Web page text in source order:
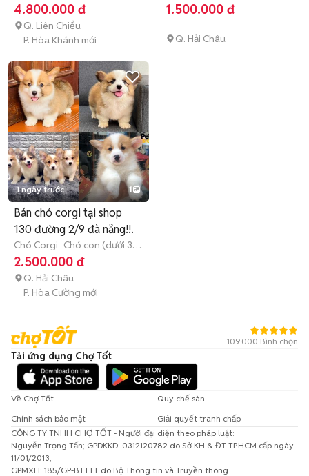
3 tháng tuổi)
4.800.000 đ
Q. Liên Chiểu
P. Hòa Khánh mới
3 tháng tuổi)
1.500.000 đ
Q. Hải Châu
1 ngày trước 1
Bán chó corgi tại shop
130 đường 2/9 đà nẵng!!.
Chó Corgi Chó con (dưới 3
tháng tuổi)
2.500.000 đ
Q. Hải Châu
P. Hòa Cường mới
109.000 Bình chọn
Tải ứng dụng Chợ Tốt
Về Chợ Tốt
Quy chế sàn
Chính sách bảo mật
Giải quyết tranh chấp
CÔNG TY TNHH CHỢ TỐT - Người đại diện theo pháp luật:
Nguyễn Trọng Tấn; GPDKKD: 0312120782 do Sở KH & ĐT TP.HCM cấp ngày
11/01/2013;
GPMXH: 185/GP-BTTTT do Bộ Thông tin và Truyền thông